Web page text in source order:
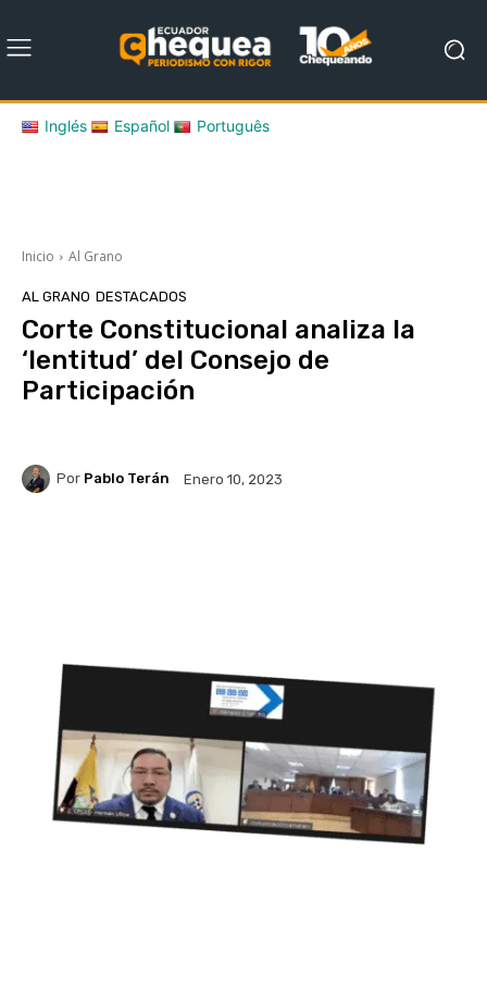
Inglés Español Português
Inicio Al Grano
AL GRANO DESTACADOS
Corte Constitucional analiza la
‘lentitud’ del Consejo de
Participación
Por Pablo Terán Enero 10, 2023